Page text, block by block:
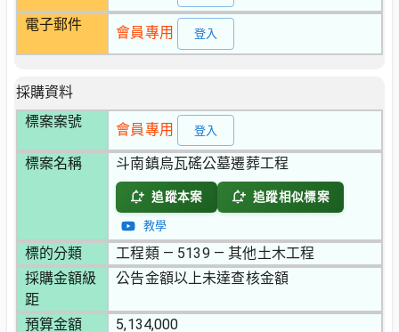
電子郵件 會員專用 登入
採購資料
標案案號
會員專用 登入
標案名稱 斗南鎮烏瓦磘公墓遷葬工程
追蹤本案 追蹤相似標案
教學
標的分類
工程類 — 5139 — 其他土木工程
採購金額級
距
公告金額以上未達查核金額
預算金額 5,134,000